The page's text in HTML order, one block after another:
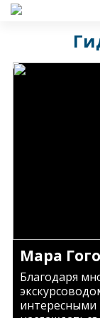
Мара
Благодаря